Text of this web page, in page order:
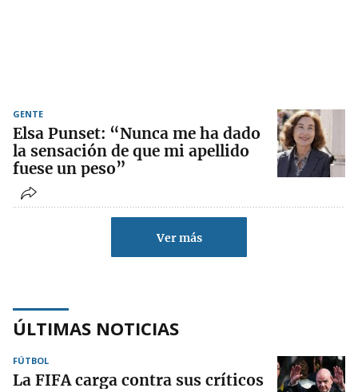
GENTE
Elsa Punset: “Nunca me ha dado
la sensación de que mi apellido
fuese un peso”
Ver más
ÚLTIMAS NOTICIAS
FÚTBOL
La FIFA carga contra sus críticos